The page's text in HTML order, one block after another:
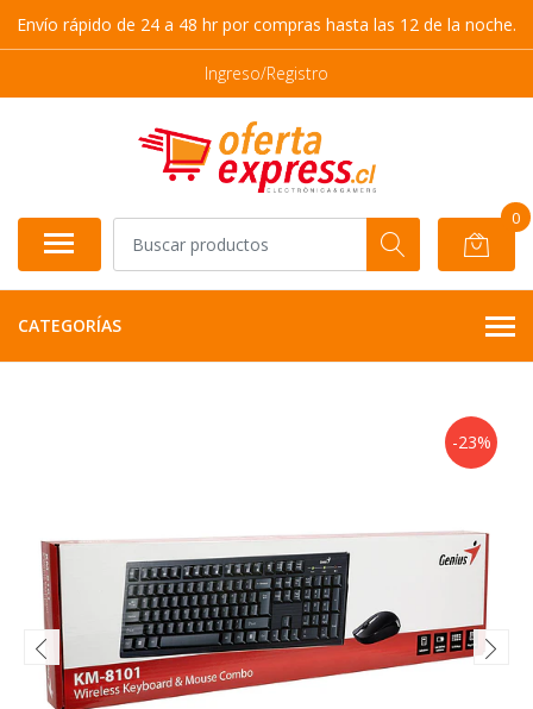
Envío rápido de 24 a 48 hr por compras hasta las 12 de la noche.
Ingreso/Registro
0
CATEGORÍAS
-23%